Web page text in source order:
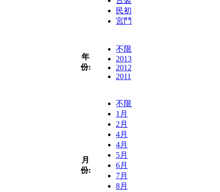
民初
宮鬥
年
份:
不限
2013
2012
2011
月
份:
不限
1月
2月
4月
4月
5月
6月
7月
8月